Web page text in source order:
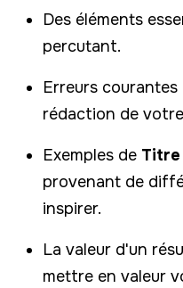
Des éléments
percutant.
Erreurs
rédaction de
Exemples de Titre
provenant de
inspirer.
La valeur d'un
mettre en valeur